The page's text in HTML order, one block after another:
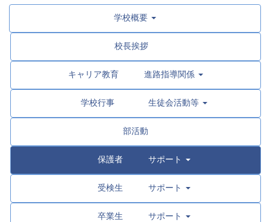
学校概要
校長挨拶
キャリア教育 進路指導関係
学校行事 生徒会活動等
部活動
保護者 サポート
受検生 サポート
卒業生 サポート